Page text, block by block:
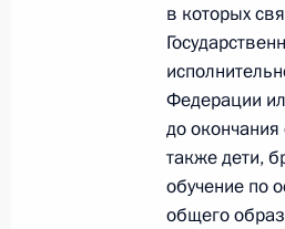
О внесении
и признании
изменений в
26 июля 2026
в которых
Федерации
до
также дети,
обучение по
общего